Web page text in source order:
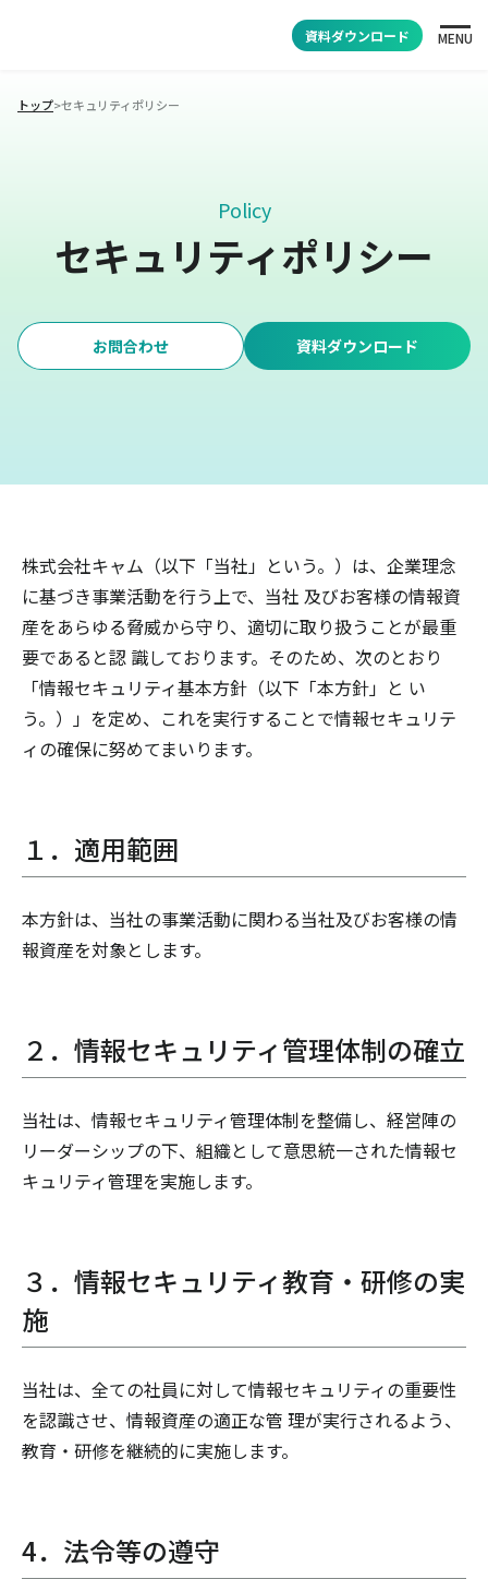
資料ダウンロード MENU
トップ>セキュリティポリシー
Policy
セキュリティポリシー
お問合わせ 資料ダウンロード
株式会社キャム（以下「当社」という。）は、企業理念
に基づき事業活動を行う上で、当社 及びお客様の情報資
産をあらゆる脅威から守り、適切に取り扱うことが最重
要であると認 識しております。そのため、次のとおり
「情報セキュリティ基本方針（以下「本方針」と い
う。）」を定め、これを実行することで情報セキュリテ
ィの確保に努めてまいります。
１．適用範囲
本方針は、当社の事業活動に関わる当社及びお客様の情
報資産を対象とします。
２．情報セキュリティ管理体制の確立
当社は、情報セキュリティ管理体制を整備し、経営陣の
リーダーシップの下、組織として意思統一された情報セ
キュリティ管理を実施します。
３．情報セキュリティ教育・研修の実
施
当社は、全ての社員に対して情報セキュリティの重要性
を認識させ、情報資産の適正な管 理が実行されるよう、
教育・研修を継続的に実施します。
4．法令等の遵守